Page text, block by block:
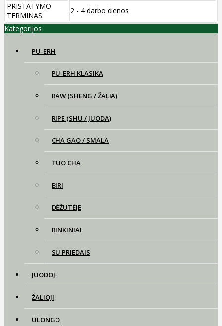
PRISTATYMO
TERMINAS:
2 - 4 darbo dienos
Kategorijos
PU-ERH
PU-ERH KLASIKA
RAW (SHENG / ŽALIA)
RIPE (SHU / JUODA)
CHA GAO / SMALA
TUO CHA
BIRI
DĖŽUTĖJE
RINKINIAI
SU PRIEDAIS
JUODOJI
ŽALIOJI
ULONGO